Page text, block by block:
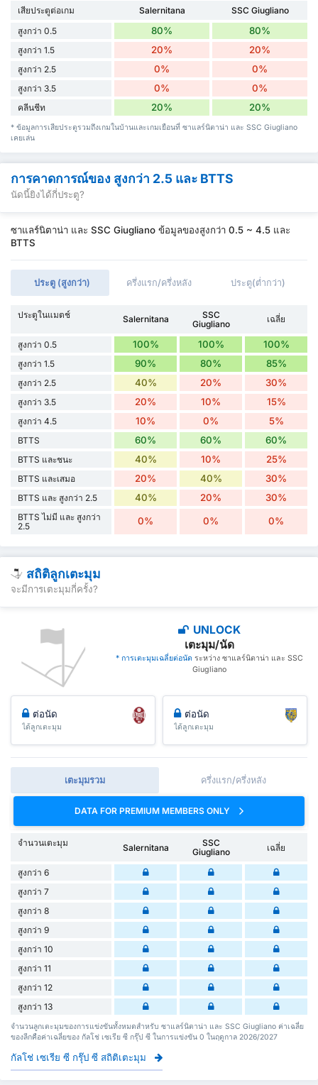
เสียประตูต่อเกม Salernitana
SSC Giugliano
สูงกว่า 0.5
80% 80%
สูงกว่า 1.5 20% 20%
สูงกว่า 2.5 0% 0%
สูงกว่า 3.5 0% 0%
คลีนชีท 20% 20%
* ข้อมูลการเสียประตูรวมถึงเกมในบ้านและเกมเยือนที่ ซาแลร์นิตาน่า และ SSC Giugliano
เคยเล่น
การคาดการณ์ของ สูงกว่า 2.5 และ BTTS
นัดนี้ยิงได้กี่ประตู?
ซาแลร์นิตาน่า และ SSC Giugliano ข้อมูลของสูงกว่า 0.5 ~ 4.5 และ
BTTS
ประตู (สูงกว่า) ครึ่งแรก/ครึ่งหลัง ประตู(ต่ำกว่า)
ประตูในแมตช์ Salernitana
SSC
Giugliano
เฉลี่ย
สูงกว่า 0.5 100% 100% 100%
สูงกว่า 1.5 90% 80% 85%
สูงกว่า 2.5 40% 20% 30%
สูงกว่า 3.5 20% 10% 15%
สูงกว่า 4.5 10% 0% 5%
BTTS 60% 60% 60%
BTTS และชนะ 40% 10% 25%
BTTS และเสมอ 20% 40% 30%
BTTS และ สูงกว่า 2.5 40% 20% 30%
BTTS ไม่มี และ สูงกว่า
2.5
0% 0% 0%
สถิติลูกเตะมุม
จะมีการเตะมุมกี่ครั้ง?
UNLOCK
เตะมุม/นัด
* การเตะมุมเฉลี่ยต่อนัด ระหว่าง ซาแลร์นิตาน่า และ SSC
Giugliano
ต่อนัด
ได้ลูกเตะมุม
ต่อนัด
ได้ลูกเตะมุม
เตะมุมรวม ครึ่งแรก/ครึ่งหลัง
DATA FOR PREMIUM MEMBERS ONLY
จำนวนเตะมุม Salernitana
SSC
Giugliano
เฉลี่ย
สูงกว่า 6
สูงกว่า 7
สูงกว่า 8
สูงกว่า 9
สูงกว่า 10
สูงกว่า 11
สูงกว่า 12
สูงกว่า 13
จำนวนลูกเตะมุมของการแข่งขันทั้งหมดสำหรับ ซาแลร์นิตาน่า และ SSC Giugliano ค่าเฉลี่ย
ของลีกคือค่าเฉลี่ยของ กัลโช่ เซเรีย ซี กรุ๊ป ซี ในการแข่งขัน 0 ในฤดูกาล 2026/2027
กัลโช่ เซเรีย ซี กรุ๊ป ซี สถิติเตะมุม